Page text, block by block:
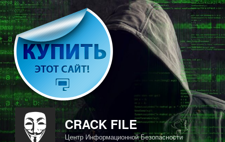
Перейти
к
содержимому
CRACK FILE
Центр Информационной Безопасности